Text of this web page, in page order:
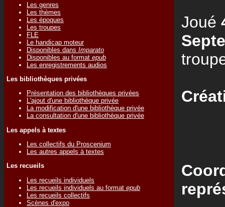
Les genres
Les thèmes
Les époques
Les troupes
FLE
Le handicap moteur
Disponibles dans Imparato
Disponibles au format epub
Les enregistrements audios
Les bibliothèques privées
Présentation des bibliothèques privées
L'ajout d'une bibliothèque privée
La modification d'une bibliothèque privée
La consultation d'une bibliothèque privée
Les appels à textes
Les collectifs du Proscenium
Les autres appels à textes
Les recueils
Les recueils individuels
Les recueils individuels au format epub
Les recueils collectifs
Scènes d'expo
Joué